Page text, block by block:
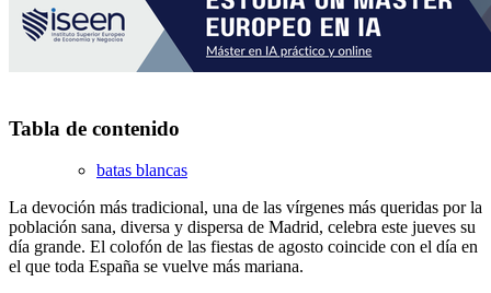
Tabla de contenido
batas blancas
La devoción más tradicional, una de las vírgenes más queridas por la
población sana, diversa y dispersa de Madrid, celebra este jueves su
día grande. El colofón de las fiestas de agosto coincide con el día en
el que toda España se vuelve más mariana.